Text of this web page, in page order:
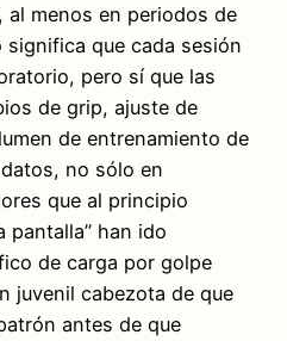
al menos en periodos de
significa que cada sesión
pero sí que las
de grip, ajuste de
de entrenamiento de
no sólo en
que al principio
pantalla” han ido
de carga por golpe
juvenil cabezota de que
antes de que